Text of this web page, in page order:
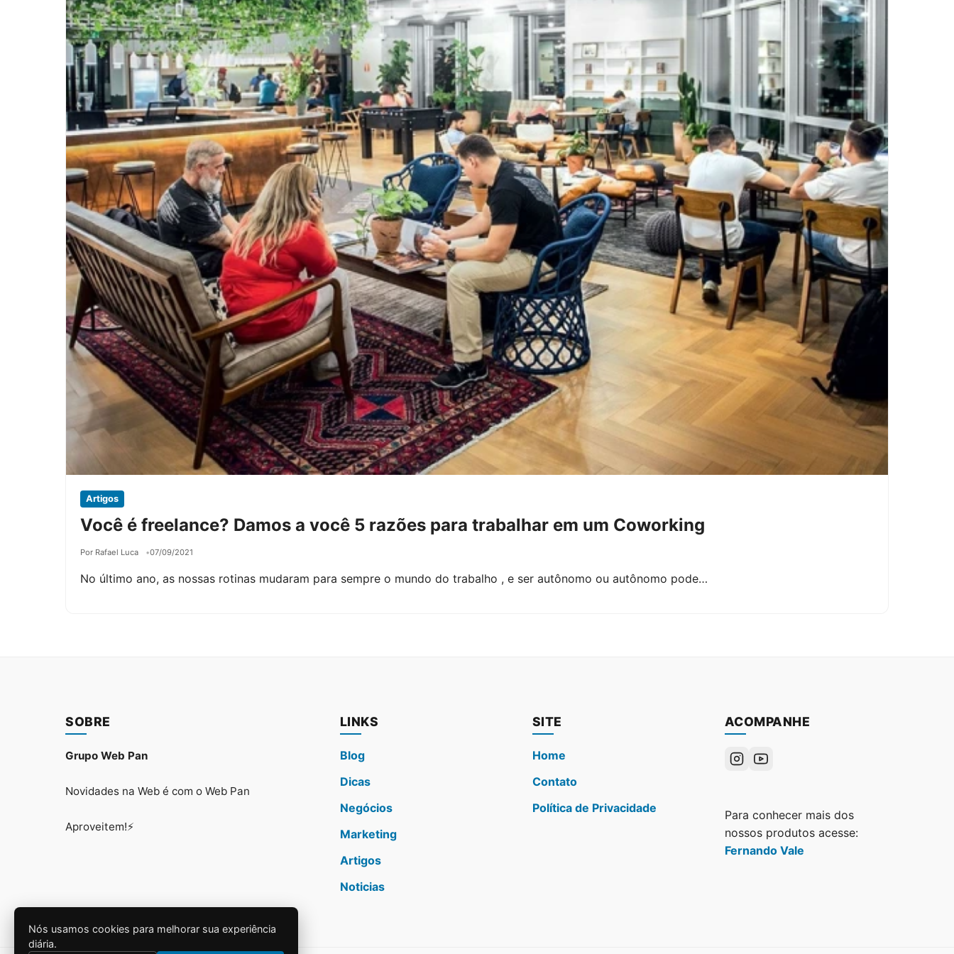
Artigos
Você é freelance? Damos a você 5 razões para trabalhar em um Coworking
Por Rafael Luca 07/09/2021
No último ano, as nossas rotinas mudaram para sempre o mundo do trabalho , e ser autônomo ou autônomo pode…
SOBRE
Grupo Web Pan
Novidades na Web é com o Web Pan
Aproveitem!⚡
LINKS
Blog
Dicas
Negócios
Marketing
Artigos
Noticias
SITE
Home
Contato
Política de Privacidade
ACOMPANHE
Para conhecer mais dos
nossos produtos acesse:
Fernando Vale
Nós usamos cookies para melhorar sua experiência
diária.